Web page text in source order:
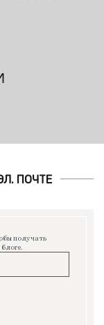
ПОЧТЕ
получать